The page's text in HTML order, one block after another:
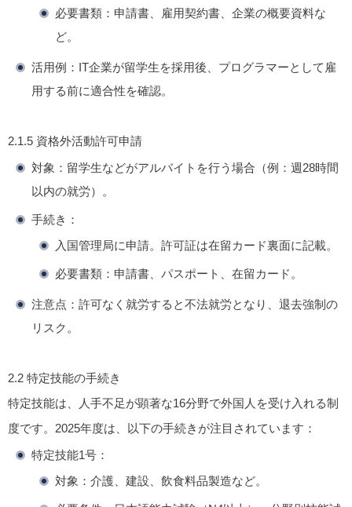
必要書類：申請書、雇用契約書、企業の概要資料な
ど。
活用例 ：IT企業が留学生を採用後、プログラマーとして雇
用する前に適合性を確認。
2.1.5 資格外活動許可申請
対象 ：留学生などがアルバイトを行う場合（例：週28時間
以内の就労）。
手続き ：
入国管理局に申請。許可証は在留カード裏面に記載。
必要書類：申請書、パスポート、在留カード。
注意点 ：許可なく就労すると不法就労となり、退去強制の
リスク。
2.2 特定技能の手続き
特定技能は、人手不足が顕著な16分野で外国人を受け入れる制
度です。2025年度は、以下の手続きが注目されています：
特定技能1号 ：
対象：介護、建設、飲食料品製造など。